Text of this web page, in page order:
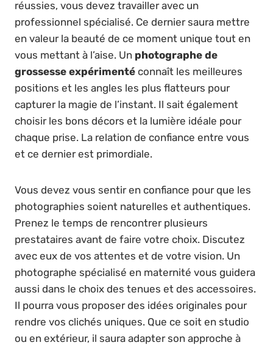
réussies, vous devez travailler avec un
professionnel spécialisé. Ce dernier saura mettre
en valeur la beauté de ce moment unique tout en
vous mettant à l’aise. Un photographe de
grossesse expérimenté connaît les meilleures
positions et les angles les plus flatteurs pour
capturer la magie de l’instant. Il sait également
choisir les bons décors et la lumière idéale pour
chaque prise. La relation de confiance entre vous
et ce dernier est primordiale.
Vous devez vous sentir en confiance pour que les
photographies soient naturelles et authentiques.
Prenez le temps de rencontrer plusieurs
prestataires avant de faire votre choix. Discutez
avec eux de vos attentes et de votre vision. Un
photographe spécialisé en maternité vous guidera
aussi dans le choix des tenues et des accessoires.
Il pourra vous proposer des idées originales pour
rendre vos clichés uniques. Que ce soit en studio
ou en extérieur, il saura adapter son approche à